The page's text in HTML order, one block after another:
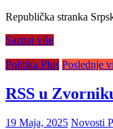
Republička stranka
Saznaj više
Politika Plus Poslednje
RSS u
19 Maja, 2025 Novosti